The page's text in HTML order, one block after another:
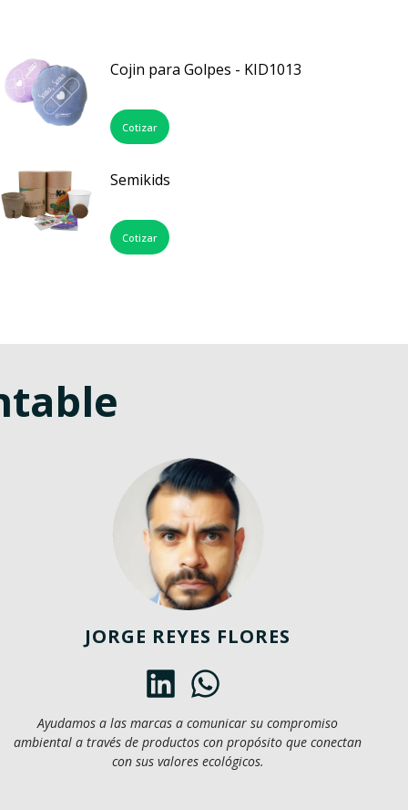
Cojin para Golpes - KID1013
Cotizar
Semikids
Cotizar
JORGE REYES FLORES
Ayudamos a las marcas a comunicar su compromiso
ambiental a través de productos con propósito que conectan
con sus valores ecológicos.